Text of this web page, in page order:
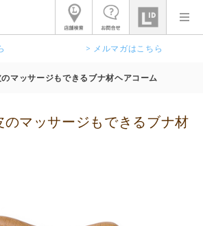
> メルマガはこちら
マッサージもできるブナ材ヘアコーム
マッサージもできるブナ材